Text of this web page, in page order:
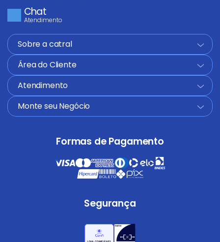
Chat
Atendimento
Sobre a catral
+
Área do Cliente
+
Atendimento
+
Monte seu Negócio
+
Formas de Pagamento
Segurança